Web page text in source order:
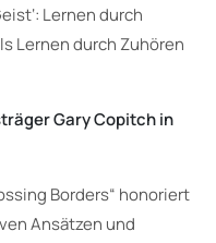
Lernen durch
Lernen durch Zuhören
Gary Copitch in
Borders“ honoriert
Ansätzen und